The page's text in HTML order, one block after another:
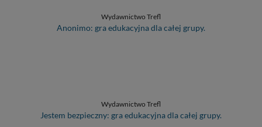
Wydawnictwo Trefl
Anonimo: gra edukacyjna dla całej grupy.
Wydawnictwo Trefl
Jestem bezpieczny: gra edukacyjna dla całej grupy.